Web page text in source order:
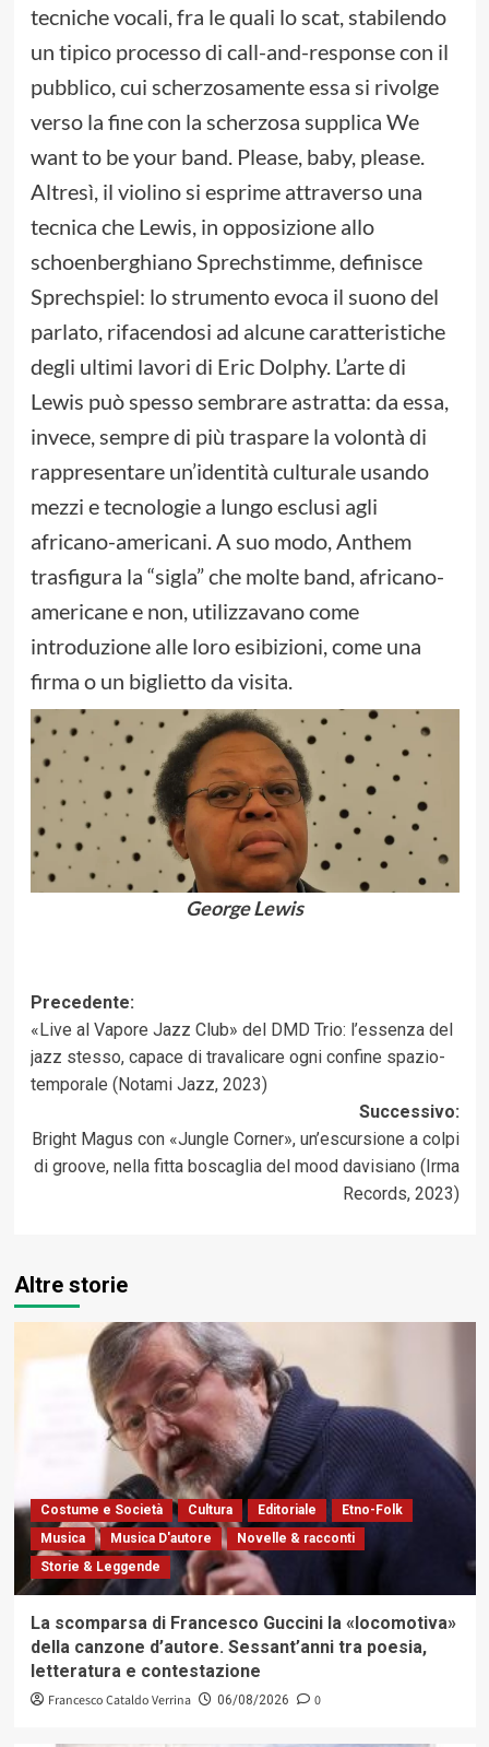
tecniche vocali, fra le quali lo scat, stabilendo
un tipico processo di call-and-response con il
pubblico, cui scherzosamente essa si rivolge
verso la fine con la scherzosa supplica We
want to be your band. Please, baby, please.
Altresì, il violino si esprime attraverso una
tecnica che Lewis, in opposizione allo
schoenberghiano Sprechstimme, definisce
Sprechspiel: lo strumento evoca il suono del
parlato, rifacendosi ad alcune caratteristiche
degli ultimi lavori di Eric Dolphy. L’arte di
Lewis può spesso sembrare astratta: da essa,
invece, sempre di più traspare la volontà di
rappresentare un’identità culturale usando
mezzi e tecnologie a lungo esclusi agli
africano-americani. A suo modo, Anthem
trasfigura la “sigla” che molte band, africano-
americane e non, utilizzavano come
introduzione alle loro esibizioni, come una
firma o un biglietto da visita.
George Lewis
Navigazione
articolo
Precedente:
«Live al Vapore Jazz Club» del DMD Trio: l’essenza del
jazz stesso, capace di travalicare ogni confine spazio-
temporale (Notami Jazz, 2023)
Successivo:
Bright Magus con «Jungle Corner», un’escursione a colpi
di groove, nella fitta boscaglia del mood davisiano (Irma
Records, 2023)
Altre storie
Costume e Società Cultura Editoriale
Etno-Folk
Musica
Musica D'autore
Novelle & racconti
Storie & Leggende
La scomparsa di Francesco Guccini la «locomotiva»
della canzone d’autore. Sessant’anni tra poesia,
letteratura e contestazione
Francesco Cataldo Verrina 06/08/2026 0